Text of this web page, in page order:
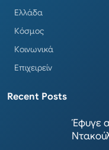
Ελλάδα
Κόσμος
Κοινωνικά
Επιχειρείν
Recent Posts
Έφυγε